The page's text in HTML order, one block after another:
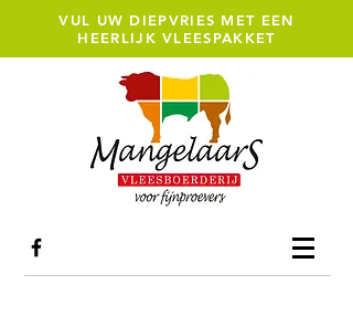
VUL UW DIEPVRIES MET EEN
HEERLIJK VLEESPAKKET